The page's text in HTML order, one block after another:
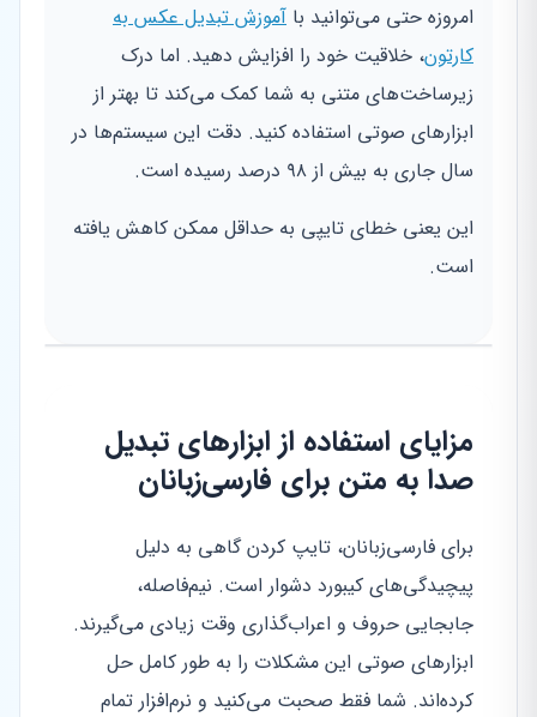
امروزه حتی می‌توانید با آموزش تبدیل عکس به
کارتون، خلاقیت خود را افزایش دهید. اما درک
زیرساخت‌های متنی به شما کمک می‌کند تا بهتر از
ابزارهای صوتی استفاده کنید. دقت این سیستم‌ها در
سال جاری به بیش از ۹۸ درصد رسیده است.
این یعنی خطای تایپی به حداقل ممکن کاهش یافته
است.
مزایای استفاده از ابزارهای تبدیل
صدا به متن برای فارسی‌زبانان
برای فارسی‌زبانان، تایپ کردن گاهی به دلیل
پیچیدگی‌های کیبورد دشوار است. نیم‌فاصله،
جابجایی حروف و اعراب‌گذاری وقت زیادی می‌گیرند.
ابزارهای صوتی این مشکلات را به طور کامل حل
کرده‌اند. شما فقط صحبت می‌کنید و نرم‌افزار تمام